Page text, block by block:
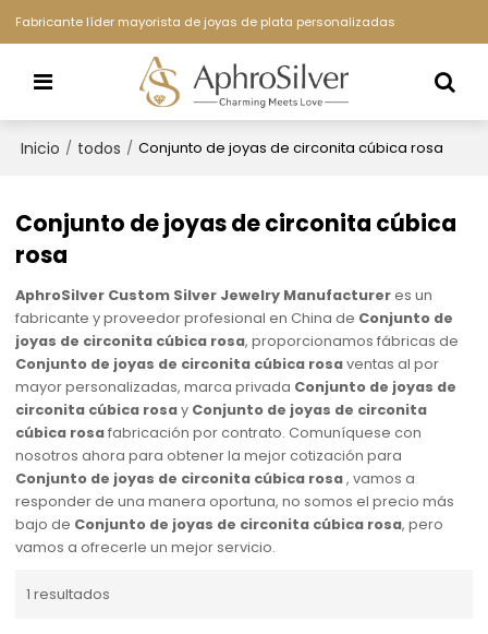
Fabricante líder mayorista de joyas de plata personalizadas
Inicio / todos / Conjunto de joyas de circonita cúbica rosa
Conjunto de joyas de circonita cúbica
rosa
AphroSilver Custom Silver Jewelry Manufactureres un
fabricante y proveedor profesional en China de Conjunto de
joyas de circonita cúbica rosa, proporcionamos fábricas de
Conjunto de joyas de circonita cúbica rosaventas al por
mayor personalizadas, marca privada Conjunto de joyas de
circonita cúbica rosay Conjunto de joyas de circonita
cúbica rosafabricación por contrato. Comuníquese con
nosotros ahora para obtener la mejor cotización para
Conjunto de joyas de circonita cúbica rosa, vamos a
responder de una manera oportuna, no somos el precio más
bajo de Conjunto de joyas de circonita cúbica rosa, pero
vamos a ofrecerle un mejor servicio.
1 resultados